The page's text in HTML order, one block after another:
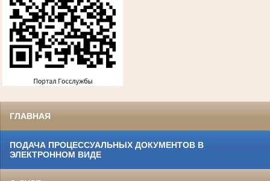
ГЛАВНАЯ
ПОДАЧА ПРОЦЕССУАЛЬНЫХ ДОКУМЕНТОВ В
ЭЛЕКТРОННОМ ВИДЕ